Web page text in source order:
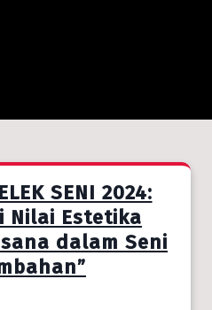
SENI 2024:
Nilai Estetika
dalam Seni